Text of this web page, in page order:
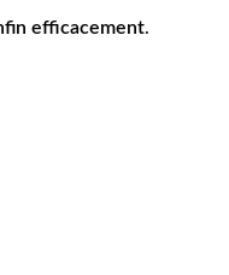
efficacement.